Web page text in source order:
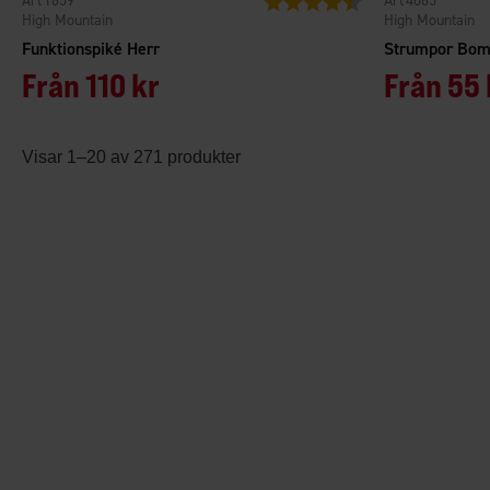
Funktionspiké Herr
High Mountain
Från110 kr
Strumpor
High Mountain
Från55
Visar 1–20 av 271 produkter